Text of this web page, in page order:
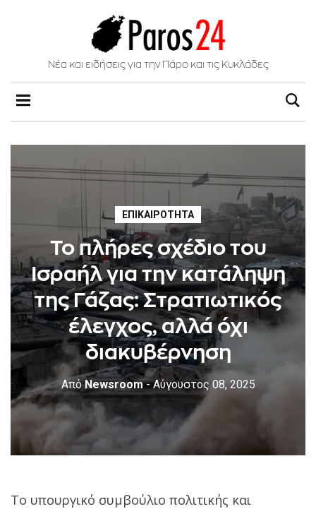
Νέα και ειδήσεις για την Πάρο και τις Κυκλάδες
ΕΠΙΚΑΙΡΌΤΗΤΑ
Το πλήρες σχέδιο του
Ισραήλ για την κατάληψη
της Γάζας: Στρατιωτικός
έλεγχος, αλλά όχι
διακυβέρνηση
ΑπόNewsroom - Αύγουστος 08, 2025
Το υπουργικό συμβούλιο πολιτικής και